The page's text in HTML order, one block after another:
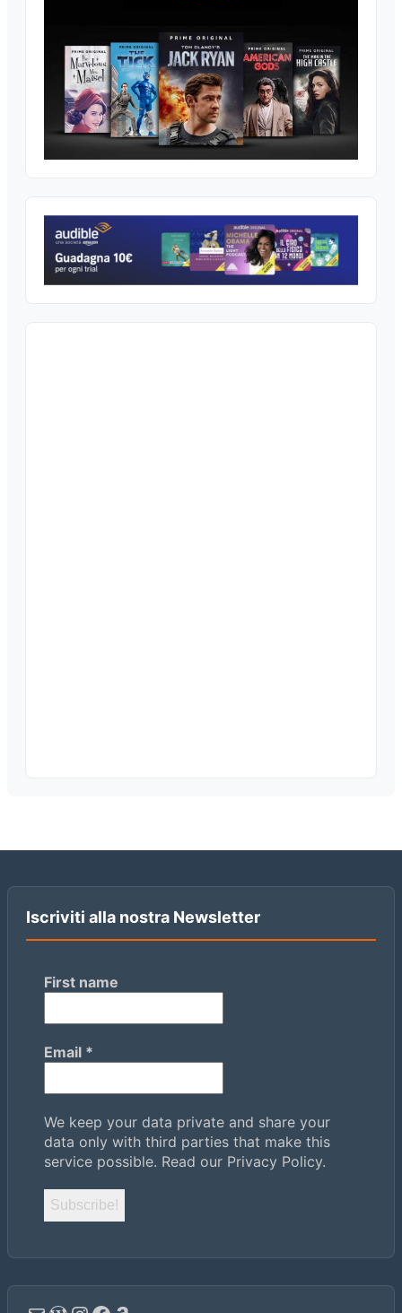
Iscriviti alla nostra Newsletter
First name
Email *
We keep your data private and share your
data only with third parties that make this
service possible. Read our Privacy Policy.